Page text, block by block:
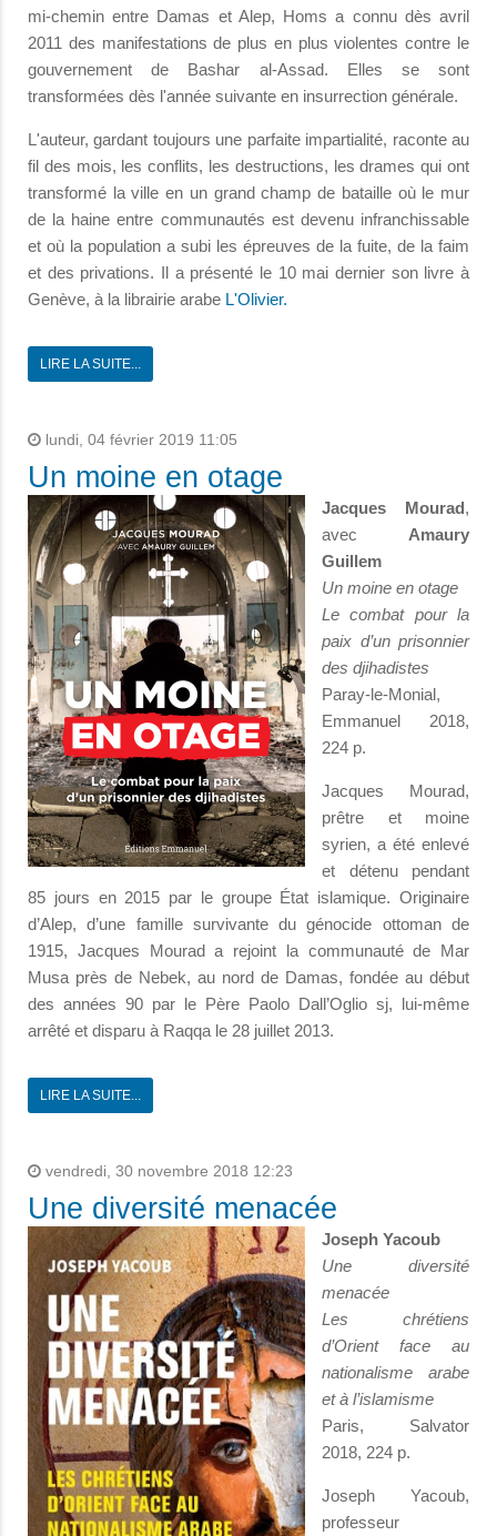
mi-chemin entre Damas et Alep, Homs a connu dès avril
2011 des manifestations de plus en plus violentes contre le
gouvernement de Bashar al-Assad. Elles se sont
transformées dès l'année suivante en insurrection générale.
L'auteur, gardant toujours une parfaite impartialité, raconte au
fil des mois, les conflits, les destructions, les drames qui ont
transformé la ville en un grand champ de bataille où le mur
de la haine entre communautés est devenu infranchissable
et où la population a subi les épreuves de la fuite, de la faim
et des privations. Il a présenté le 10 mai dernier son livre à
Genève, à la librairie arabe L'Olivier.
LIRE LA SUITE...
lundi, 04 février 2019 11:05
Un moine en otage
Jacques Mourad ,
avec Amaury
Guillem
Un moine en otage
Le combat pour la
paix d’un prisonnier
des djihadistes
Paray-le-Monial,
Emmanuel 2018,
224 p.
Jacques Mourad,
prêtre et moine
syrien, a été enlevé
et détenu pendant
85 jours en 2015 par le groupe État islamique. Originaire
d’Alep, d’une famille survivante du génocide ottoman de
1915, Jacques Mourad a rejoint la communauté de Mar
Musa près de Nebek, au nord de Damas, fondée au début
des années 90 par le Père Paolo Dall’Oglio sj, lui-même
arrêté et disparu à Raqqa le 28 juillet 2013.
LIRE LA SUITE...
vendredi, 30 novembre 2018 12:23
Une diversité menacée
Joseph Yacoub
Une diversité
menacée
Les chrétiens
d’Orient face au
nationalisme arabe
et à l’islamisme
Paris, Salvator
2018, 224 p.
Joseph Yacoub,
professeur